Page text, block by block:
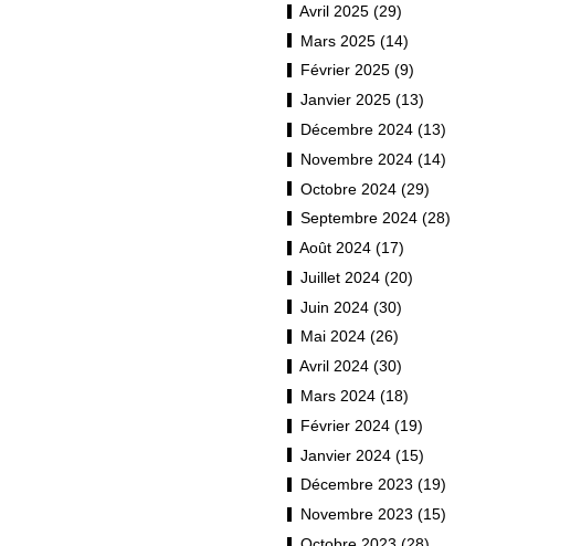
Avril 2025 (29)
Mars 2025 (14)
Février 2025 (9)
Janvier 2025 (13)
Décembre 2024 (13)
Novembre 2024 (14)
Octobre 2024 (29)
Septembre 2024 (28)
Août 2024 (17)
Juillet 2024 (20)
Juin 2024 (30)
Mai 2024 (26)
Avril 2024 (30)
Mars 2024 (18)
Février 2024 (19)
Janvier 2024 (15)
Décembre 2023 (19)
Novembre 2023 (15)